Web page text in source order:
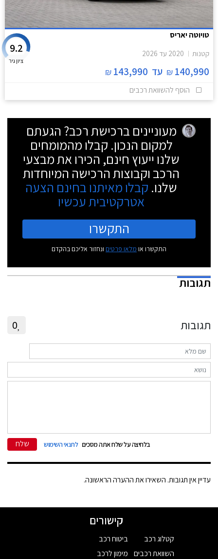
טויוטה יאריס
קטנות 2020 עד 2026
140,990
₪ עד 143,990
₪
9.2
ציון גיר
הוסף להשוואת רכבים
מעוניינים ברכישת רכב? הגעתם
למקום הנכון. קבלו מהמומחים
שלנו ייעוץ חינם, הכירו את מבצעי
הרכב וקבוצות הרכישה המיוחדות
שלנו. קבלו מאיתנו בחינם הצעה
אטרקטיבית עכשיו
התקשרו
התקשרו או מלאו פרטים ונחזור אליכם בהקדם
תגובות
תגובות 0
בלחיצה על שלח אתה מסכים לתנאי השימוש שלח
עדיין אין תגובות. השאירו את ההערה הראשונה.
קישורים
קטלוג רכב
השוואת רכבים
ביטוח רכב
מימון לרכב